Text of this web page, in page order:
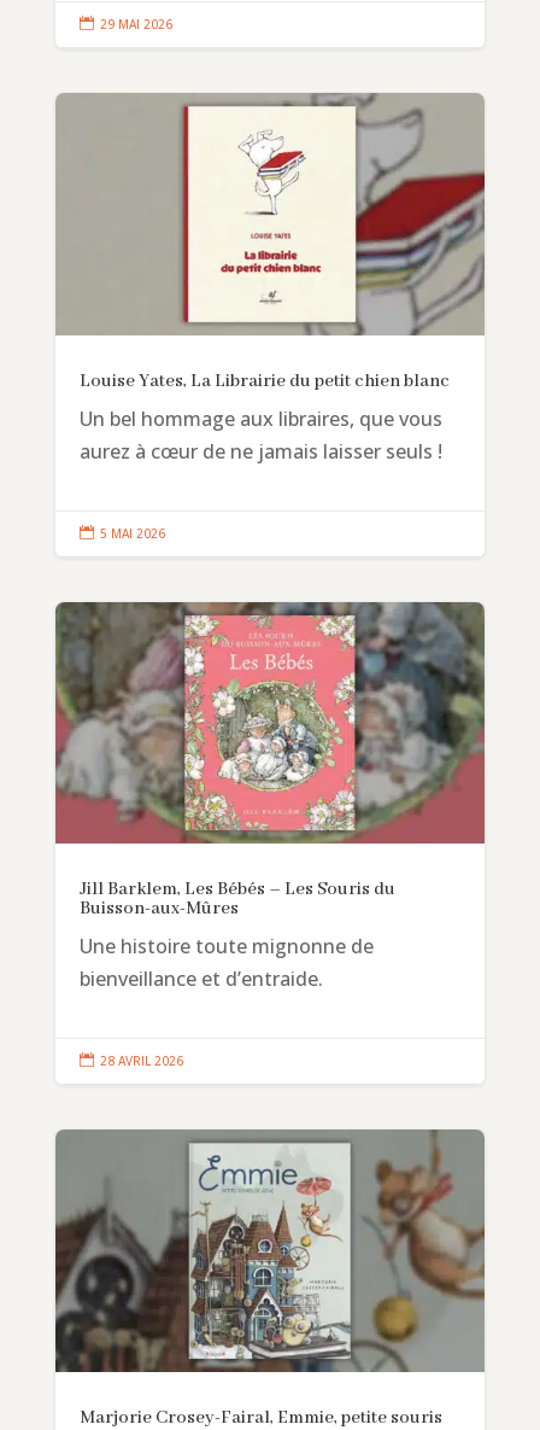
 29 MAI 2026
Louise Yates, La Librairie du petit chien blanc
Un bel hommage aux libraires, que vous
aurez à cœur de ne jamais laisser seuls !
 5 MAI 2026
Jill Barklem, Les Bébés – Les Souris du
Buisson-aux-Mûres
Une histoire toute mignonne de
bienveillance et d’entraide.
 28 AVRIL 2026
Marjorie Crosey-Fairal, Emmie, petite souris